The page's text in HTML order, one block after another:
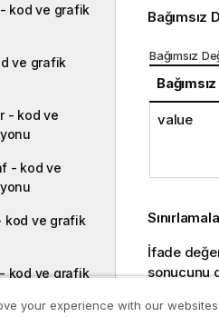
kod ve grafik
ve grafik
- kod ve
- kod ve
kod ve grafik
kod ve grafik
Bağımsız
Bağımsız
value
İfade
sonucunu
Örnek:
your experience with our